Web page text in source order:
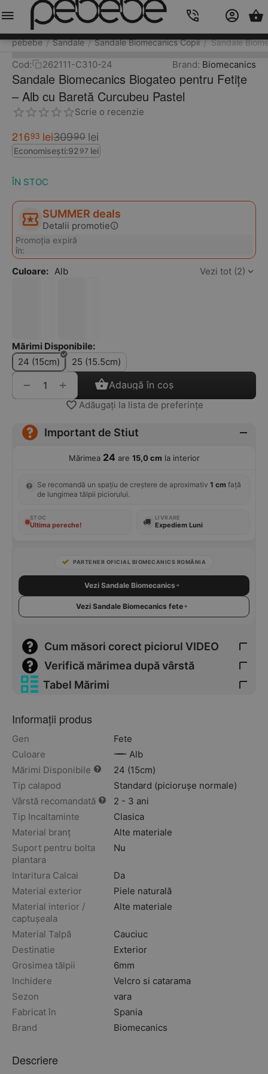
pebebe / Sandale / Sandale Biomecanics Copii / Sandale
Cod: 262111-C310-24 Brand: Biomecanics
Sandale Biomecanics Biogateo pentru Fetițe
– Alb cu Baretă Curcubeu Pastel
Scrie o recenzie
21693 lei30990 lei
Economisești:92 97 lei
ÎN STOC
SUMMER deals
Detalii promotie
Promoția expiră
în:
Culoare: Alb Vezi tot (2)
Mărimi Disponibile:
24 (15cm)
25 (15.5cm)
+
− Adaugă în coș
Adăugați la lista de preferințe
Important de Stiut
Mărimea 24 are 15,0 cm la interior
Se recomandă un spațiu de creștere de aproximativ 1 cm față
de lungimea tălpii piciorului.
STOC
Ultima pereche!
LIVRARE
Expediem Luni
PARTENER OFICIAL BIOMECANICS ROMÂNIA
Vezi Sandale Biomecanics
Vezi Sandale Biomecanics fete
Cum măsori corect piciorul VIDEO
Verifică mărimea după vârstă
Tabel Mărimi
Informații produs
Gen
Fete
Culoare
Alb
Mărimi Disponibile
24 (15cm)
Tip calapod
Standard (piciorușe normale)
Vârstă recomandată
2 - 3 ani
Tip Incaltaminte
Clasica
Material branț
Alte materiale
Suport pentru bolta
plantara
Nu
Intaritura Calcai
Da
Material exterior
Piele naturală
Material interior /
captușeala
Alte materiale
Material Talpă
Cauciuc
Destinatie
Exterior
Grosimea tălpii
6mm
Inchidere
Velcro si catarama
Sezon
vara
Fabricat în
Spania
Brand
Biomecanics
Descriere
Meniu Caută Cos